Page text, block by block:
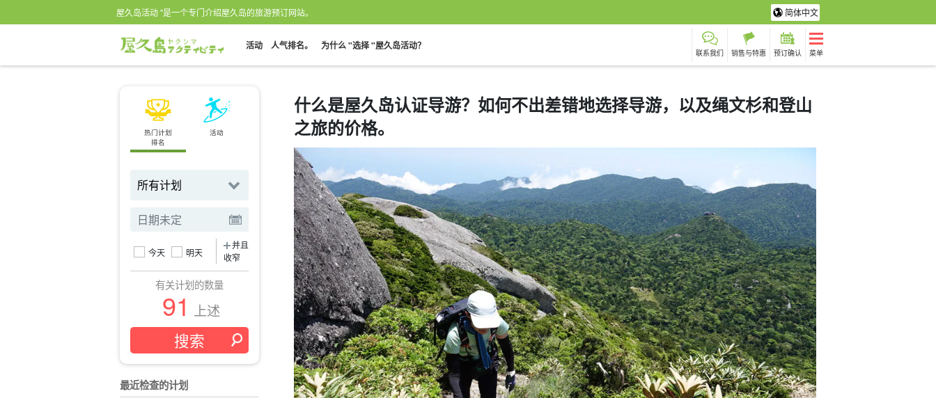
屋久岛活动 "是一个专门介绍屋久岛的旅游预订网站。 简体中文
活动 人气排名。 为什么 "选择 "屋久岛活动？
联系我们 销售与特惠 预订确认 菜单
热门计划
排名
活动
一人参与即可
60 岁及以上
今天 明天
并且
收窄
有关计划的数量
91 上述
最近检查的计划
什么是屋久岛认证导游？如何不出差错地选择导游，以及绳文杉和登山
之旅的价格。